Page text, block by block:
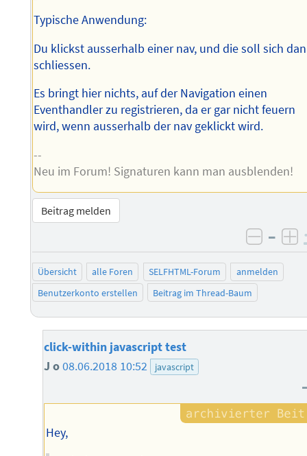
Typische Anwendung:
Du klickst ausserhalb einer nav, und die soll sich
schliessen.
Es bringt hier nichts, auf der Navigation einen
Eventhandler zu registrieren, da er gar nicht feuern
wird, wenn ausserhalb der nav geklickt wird.
--
Neu im Forum! Signaturen kann man ausblenden!
Beitrag melden
–
Übersicht alle Foren SELFHTML-Forum
anmelden
Benutzerkonto erstellen
Beitrag im Thread-Baum
click-within javascript test
J o08.06.2018 10:52 javascript
Hey,